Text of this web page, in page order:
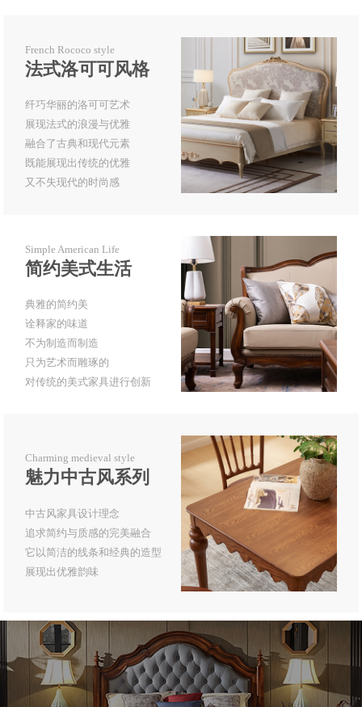
French Rococo style
法式洛可可风格
纤巧华丽的洛可可艺术
展现法式的浪漫与优雅
融合了古典和现代元素
既能展现出传统的优雅
又不失现代的时尚感
Simple American Life
简约美式生活
典雅的简约美
诠释家的味道
不为制造而制造
只为艺术而雕琢的
对传统的美式家具进行创新
Charming medieval style
魅力中古风系列
中古风家具设计理念
追求简约与质感的完美融合
它以简洁的线条和经典的造型
展现出优雅韵味